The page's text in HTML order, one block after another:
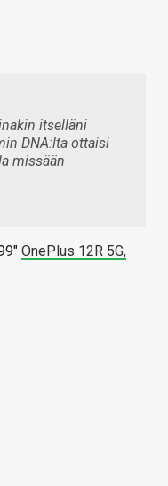
itselläni
DNA:lta ottaisi
missään
OnePlus 12R 5G,